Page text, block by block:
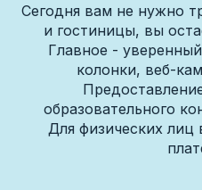
Сегодня вам не нужно
и гостиницы, вы
Главное -
колонки, веб-
образовательного
Для физических лиц